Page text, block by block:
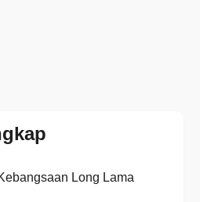
Long Lama